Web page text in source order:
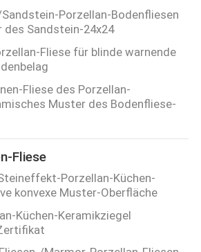
Porzellan-Bodenfliesen
Sandstein-24x24
Fliese für blinde warnende
Fliese des Porzellan-
Muster des Bodenfliese-
Fliese
Porzellan-Küchen-
konvexe Muster-Oberfläche
Küchen-Keramikziegel